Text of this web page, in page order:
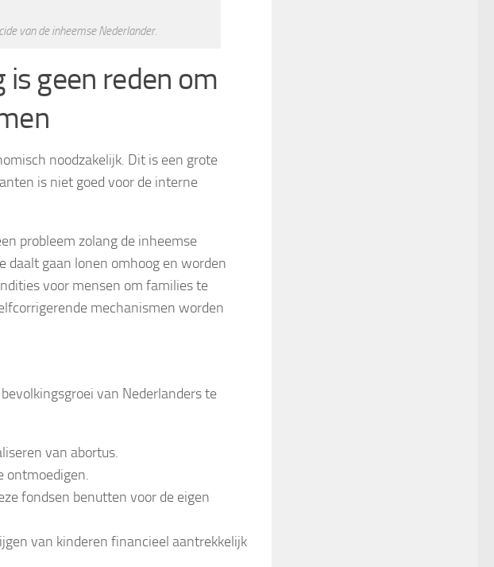
van de inheemse Nederlander.
is geen reden om
noodzakelijk. Dit is een grote
is niet goed voor de interne
probleem zolang de inheemse
daalt gaan lonen omhoog en worden
voor mensen om families te
mechanismen worden
van Nederlanders te
van abortus.
ontmoedigen.
fondsen benutten voor de eigen
van kinderen financieel aantrekkelijk